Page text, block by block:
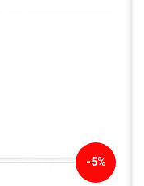
-5%